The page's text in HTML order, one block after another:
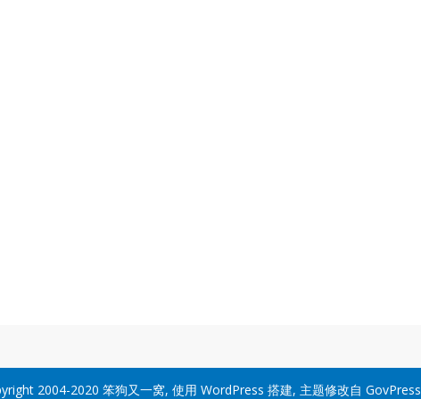
2004-2020 笨狗又一窝, 使用 WordPress 搭建, 主题修改自 GovPress